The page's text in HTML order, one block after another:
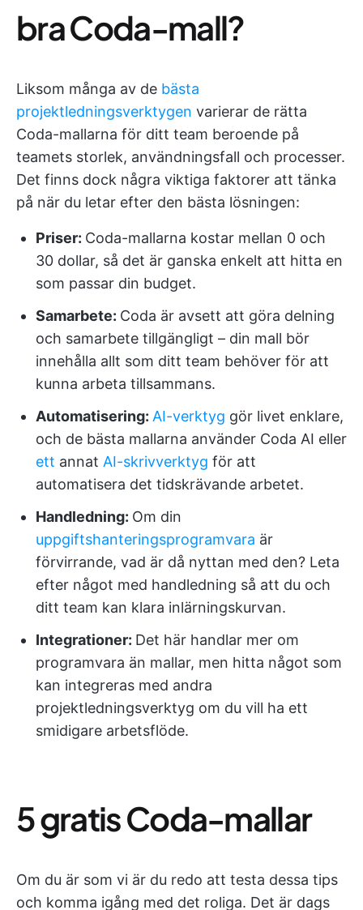
bra Coda-mall?
Liksom många av de bästa
projektledningsverktygen varierar de rätta
Coda-mallarna för ditt team beroende på
teamets storlek, användningsfall och processer.
Det finns dock några viktiga faktorer att tänka
på när du letar efter den bästa lösningen:
Priser: Coda-mallarna kostar mellan 0 och
30 dollar, så det är ganska enkelt att hitta en
som passar din budget.
Samarbete: Coda är avsett att göra delning
och samarbete tillgängligt – din mall bör
innehålla allt som ditt team behöver för att
kunna arbeta tillsammans.
Automatisering: AI-verktyg gör livet enklare,
och de bästa mallarna använder Coda AI eller
ett annat AI-skrivverktyg för att
automatisera det tidskrävande arbetet.
Handledning: Om din
uppgiftshanteringsprogramvara är
förvirrande, vad är då nyttan med den? Leta
efter något med handledning så att du och
ditt team kan klara inlärningskurvan.
Integrationer: Det här handlar mer om
programvara än mallar, men hitta något som
kan integreras med andra
projektledningsverktyg om du vill ha ett
smidigare arbetsflöde.
5 gratis Coda-mallar
Om du är som vi är du redo att testa dessa tips
och komma igång med det roliga. Det är dags